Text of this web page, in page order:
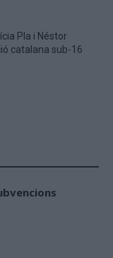
Pla i Néstor
catalana sub-16